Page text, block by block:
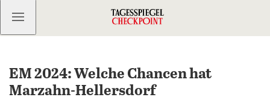
Kostenlos anmelden
EM 2024: Welche Chancen hat
Marzahn-Hellersdorf